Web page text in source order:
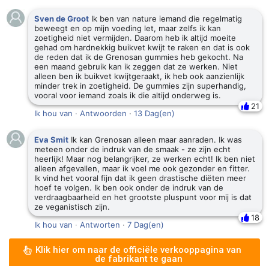
Sven de Groot Ik ben van nature iemand die regelmatig
beweegt en op mijn voeding let, maar zelfs ik kan
zoetigheid niet vermijden. Daarom heb ik altijd moeite
gehad om hardnekkig buikvet kwijt te raken en dat is ook
de reden dat ik de Grenosan gummies heb gekocht. Na
een maand gebruik kan ik zeggen dat ze werken. Niet
alleen ben ik buikvet kwijtgeraakt, ik heb ook aanzienlijk
minder trek in zoetigheid. De gummies zijn superhandig,
vooral voor iemand zoals ik die altijd onderweg is.
21
Ik hou van · Antwoorden · 13 Dag(en)
Eva Smit Ik kan Grenosan alleen maar aanraden. Ik was
meteen onder de indruk van de smaak - ze zijn echt
heerlijk! Maar nog belangrijker, ze werken echt! Ik ben niet
alleen afgevallen, maar ik voel me ook gezonder en fitter.
Ik vind het vooral fijn dat ik geen drastische diëten meer
hoef te volgen. Ik ben ook onder de indruk van de
verdraagbaarheid en het grootste pluspunt voor mij is dat
ze veganistisch zijn.
18
Ik hou van · Antworten · 7 Dag(en)
Klik hier om naar de officiële verkooppagina van
de fabrikant te gaan